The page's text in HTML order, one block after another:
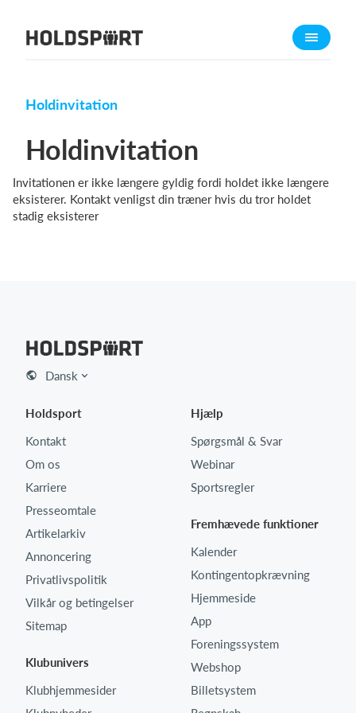
Om Holdsport
Presseomtale
Funktioner
Kalender
Hvad koster det?
Log på
Holdinvitation
Holdinvitation
Invitationen er ikke længere gyldig fordi holdet ikke længere
eksisterer. Kontakt venligst din træner hvis du tror holdet
stadig eksisterer
Dansk
Holdsport
Kontakt
Om os
Karriere
Presseomtale
Artikelarkiv
Annoncering
Privatlivspolitik
Vilkår og betingelser
Sitemap
Klubunivers
Klubhjemmesider
Hjælp
Spørgsmål & Svar
Webinar
Sportsregler
Fremhævede funktioner
Kalender
Kontingentopkrævning
Hjemmeside
App
Foreningssystem
Webshop
Billetsystem